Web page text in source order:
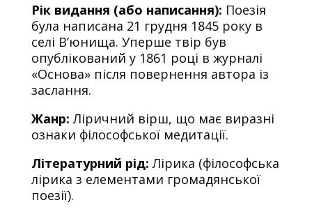
Рік видання (або написання): Поезія
була написана 21 грудня 1845 року в
селі В’юнища. Уперше твір був
опублікований у 1861 році в журналі
«Основа» після повернення автора із
заслання.
Жанр: Ліричний вірш, що має виразні
ознаки філософської медитації.
Літературний рід: Лірика (філософська
лірика з елементами громадянської
поезії).